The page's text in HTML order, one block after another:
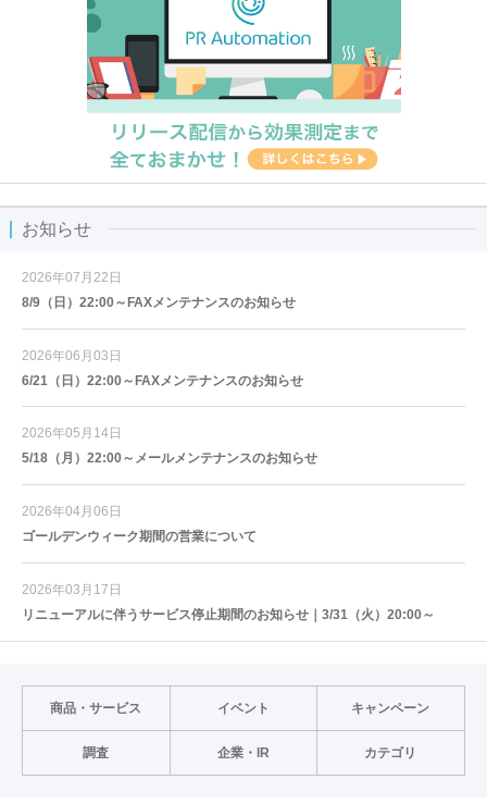
お知らせ
2026年07月22日
8/9（日）22:00～FAXメンテナンスのお知らせ
2026年06月03日
6/21（日）22:00～FAXメンテナンスのお知らせ
2026年05月14日
5/18（月）22:00～メールメンテナンスのお知らせ
2026年04月06日
ゴールデンウィーク期間の営業について
2026年03月17日
リニューアルに伴うサービス停止期間のお知らせ｜3/31（火）20:00～
商品・サービス イベント キャンペーン
調査 企業・IR カテゴリ